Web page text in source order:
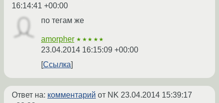
16:14:41 +00:00
по тегам же
amorpher ★★★★★
23.04.2014 16:15:09 +00:00
Ссылка
Ответ на: комментарий от NK 23.04.2014 15:39:17